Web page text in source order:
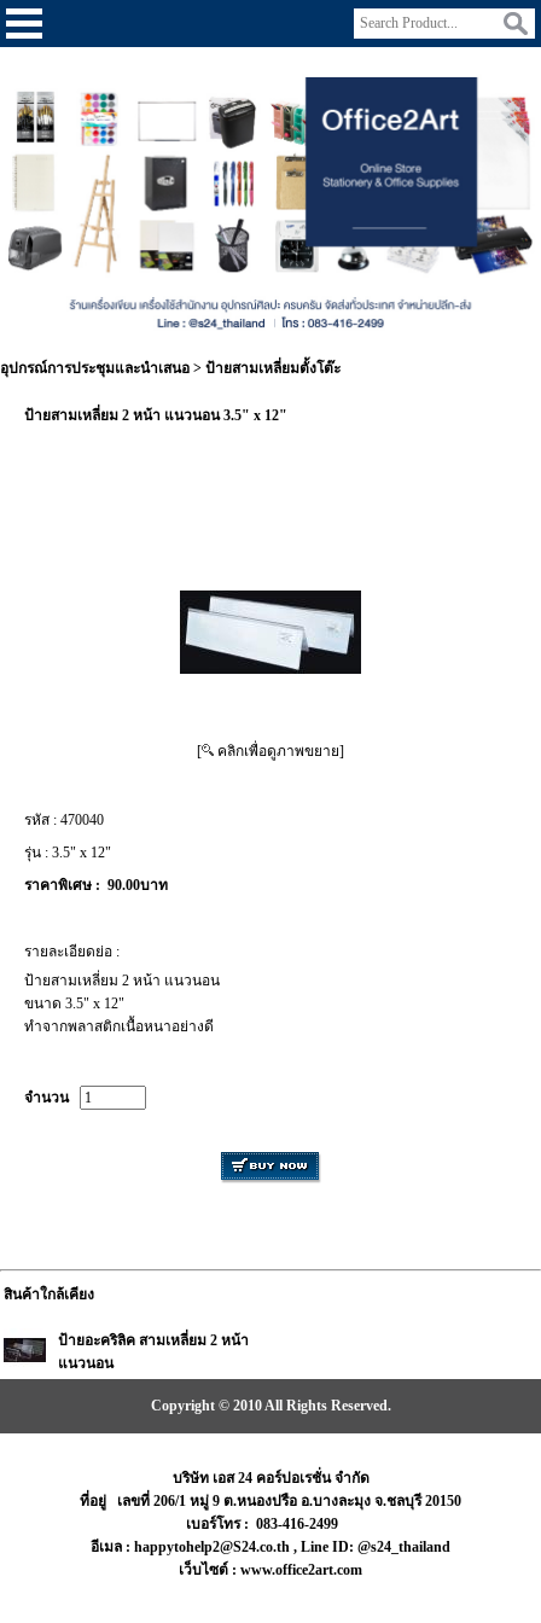
อุปกรณ์การประชุมและนำเสนอ > ป้ายสามเหลี่ยมตั้งโต๊ะ
ป้ายสามเหลี่ยม 2 หน้า แนวนอน 3.5" x 12"
[ คลิกเพื่อดูภาพขยาย]
รหัส : 470040
รุ่น : 3.5" x 12"
ราคาพิเศษ : 90.00บาท
รายละเอียดย่อ :
ป้ายสามเหลี่ยม 2 หน้า แนวนอน
ขนาด 3.5" x 12"
ทำจากพลาสติกเนื้อหนาอย่างดี
จำนวน
สินค้าใกล้เคียง
ป้ายอะคริลิค สามเหลี่ยม 2 หน้า
แนวนอน
Copyright © 2010 All Rights Reserved.
บริษัท เอส 24 คอร์ปอเรชั่น จำกัด
ที่อยู่ เลขที่ 206/1 หมู่ 9 ต.หนองปรือ อ.บางละมุง จ.ชลบุรี 20150
เบอร์โทร : 083-416-2499
อีเมล : happytohelp2@S24.co.th , Line ID: @s24_thailand
เว็บไซต์ : www.office2art.com